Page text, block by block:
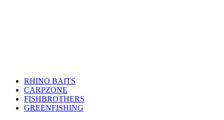
RHINO BAITS
CARPZONE
FISHBROTHERS
GREENFISHING